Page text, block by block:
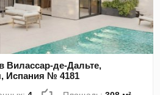
Вилассар-де-Дальте,
Испания № 4181